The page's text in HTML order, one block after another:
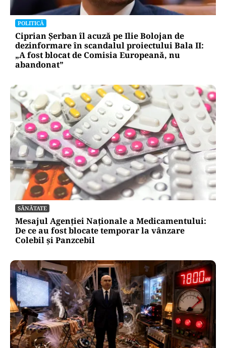
POLITICĂ
Ciprian Șerban îl acuză pe Ilie Bolojan de
dezinformare în scandalul proiectului Bala II:
„A fost blocat de Comisia Europeană, nu
abandonat”
SĂNĂTATE
Mesajul Agenției Naționale a Medicamentului:
De ce au fost blocate temporar la vânzare
Colebil și Panzcebil